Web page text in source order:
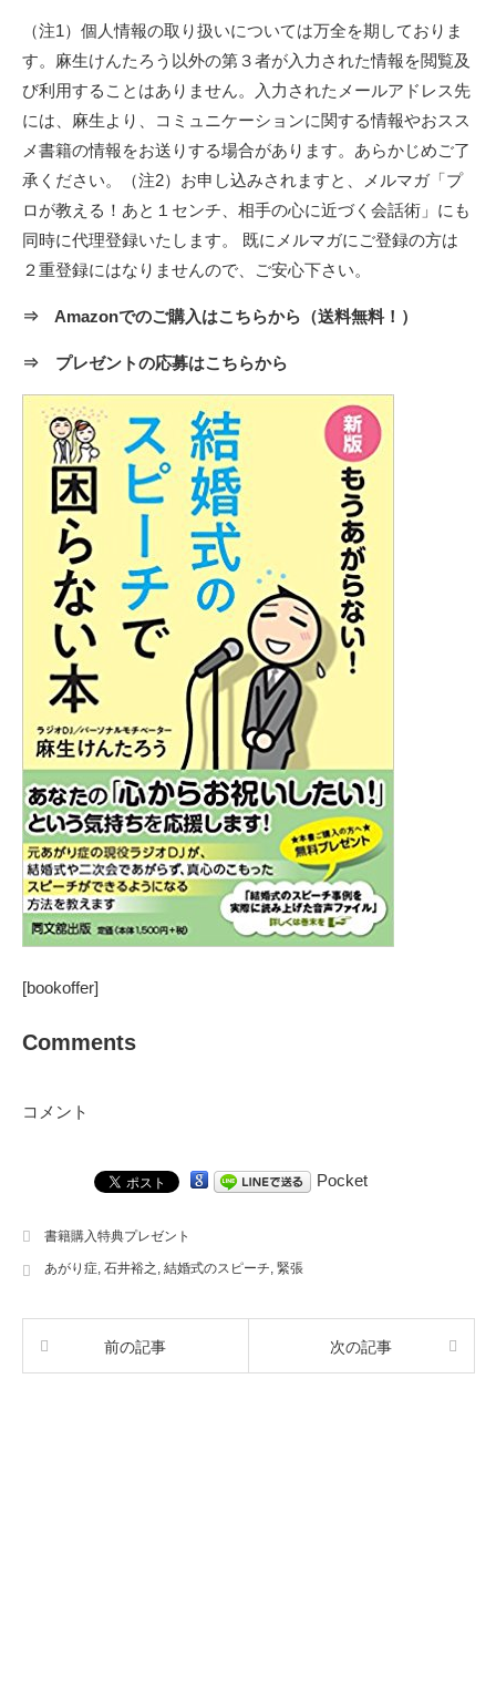
（注1）個人情報の取り扱いについては万全を期しておりま
す。麻生けんたろう以外の第３者が入力された情報を閲覧及
び利用することはありません。入力されたメールアドレス先
には、麻生より、コミュニケーションに関する情報やおスス
メ書籍の情報をお送りする場合があります。あらかじめご了
承ください。（注2）お申し込みされますと、メルマガ「プ
ロが教える！あと１センチ、相手の心に近づく会話術」にも
同時に代理登録いたします。 既にメルマガにご登録の方は
２重登録にはなりませんので、ご安心下さい。
⇒ Amazonでのご購入はこちらから（送料無料！）
⇒ プレゼントの応募はこちらから
[bookoffer]
Comments
コメント
Pocket
書籍購入特典プレゼント
あがり症 石井裕之 結婚式のスピーチ 緊張
前の記事 次の記事